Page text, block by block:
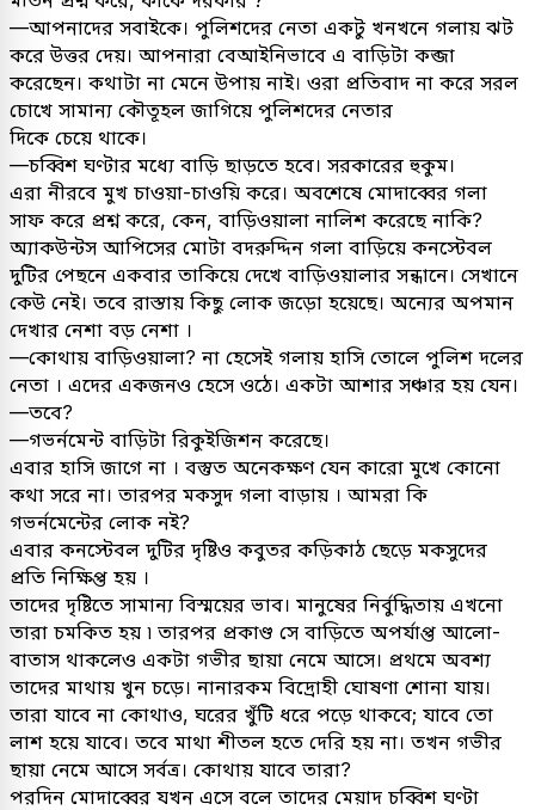
—আপনাদের সবাইকে। পুলিশদের নেতা একটু খনখনে গলায় ঝট
করে উত্তর দেয়। আপনারা বেআইনিভাবে এ বাড়িটা কব্জা
করেছেন। কথাটা না মেনে উপায় নাই। ওরা প্রতিবাদ না করে সরল
চোখে সামান্য কৌতূহল জাগিয়ে পুলিশদের নেতার
দিকে চেয়ে থাকে।
—চব্বিশ ঘণ্টার মধ্যে বাড়ি ছাড়তে হবে। সরকারের হুকুম।
এরা নীরবে মুখ চাওয়া-চাওয়ি করে। অবশেষে মোদাব্বের গলা
সাফ করে প্রশ্ন করে, কেন, বাড়িওয়ালা নালিশ করেছে নাকি?
অ্যাকউন্টস আপিসের মোটা বদরুদ্দিন গলা বাড়িয়ে কনস্টেবল
দুটির পেছনে একবার তাকিয়ে দেখে বাড়িওয়ালার সন্ধানে। সেখানে
কেউ নেই। তবে রাস্তায় কিছু লোক জড়ো হয়েছে। অন্যের অপমান
দেখার নেশা বড় নেশা ।
—কোথায় বাড়িওয়ালা? না হেসেই গলায় হাসি তোলে পুলিশ দলের
নেতা । এদের একজনও হেসে ওঠে। একটা আশার সঞ্চার হয় যেন।
—তবে?
—গভর্নমেন্ট বাড়িটা রিকুইজিশন করেছে।
এবার হাসি জাগে না । বস্তুত অনেকক্ষণ যেন কারো মুখে কোনো
কথা সরে না। তারপর মকসুদ গলা বাড়ায় । আমরা কি
গভর্নমেন্টের লোক নই?
এবার কনস্টেবল দুটির দৃষ্টিও কবুতর কড়িকাঠ ছেড়ে মকসুদের
প্রতি নিক্ষিপ্ত হয় ।
তাদের দৃষ্টিতে সামান্য বিস্ময়ের ভাব। মানুষের নির্বুদ্ধিতায় এখনো
তারা চমকিত হয় ৷ তারপর প্রকাণ্ড সে বাড়িতে অপর্যাপ্ত আলো-
বাতাস থাকলেও একটা গভীর ছায়া নেমে আসে। প্রথমে অবশ্য
তাদের মাথায় খুন চড়ে। নানারকম বিদ্রোহী ঘোষণা শোনা যায়।
তারা যাবে না কোথাও, ঘরের খুঁটি ধরে পড়ে থাকবে; যাবে তো
লাশ হয়ে যাবে। তবে মাথা শীতল হতে দেরি হয় না। তখন গভীর
ছায়া নেমে আসে সর্বত্র। কোথায় যাবে তারা?
পরদিন মোদাব্বের যখন এসে বলে তাদের মেয়াদ চব্বিশ ঘণ্টা